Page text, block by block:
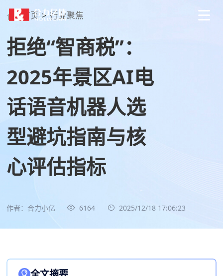
首页 > 行业聚焦
拒绝“智商税”：
2025年景区AI电
话语音机器人选
型避坑指南与核
心评估指标
作者：合力小亿 6164 2025/12/18 17:06:23